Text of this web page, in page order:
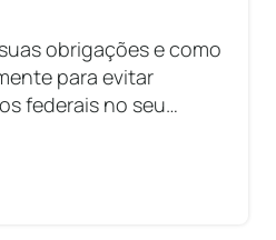
obrigações e como
para evitar
federais no seu